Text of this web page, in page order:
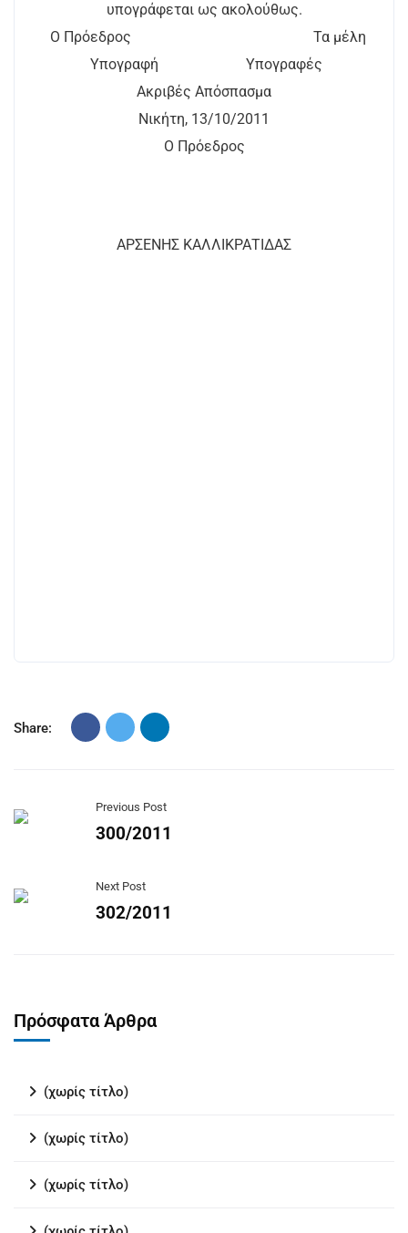
υπογράφεται ως ακολούθως.
Ο Πρόεδρος Τα μέλη
Υπογραφή Υπογραφές
Ακριβές Απόσπασμα
Νικήτη, 13/10/2011
Ο Πρόεδρος
ΑΡΣΕΝΗΣ ΚΑΛΛΙΚΡΑΤΙΔΑΣ
Share:
Previous Post
300/2011
Next Post
302/2011
Πρόσφατα Άρθρα
(χωρίς τίτλο)
(χωρίς τίτλο)
(χωρίς τίτλο)